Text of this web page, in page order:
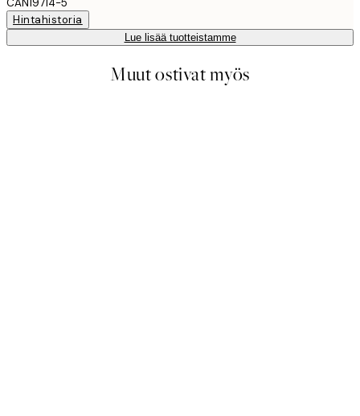
Hintahistoria
Lue lisää tuotteistamme
Muut ostivat myös